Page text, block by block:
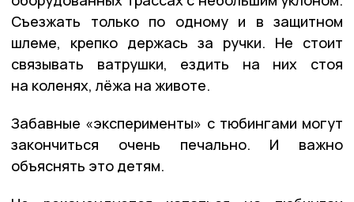
Съезжать только по одному и в защитном
шлеме, крепко держась за ручки. Не стоит
связывать ватрушки, ездить на них стоя
на коленях, лёжа на животе.
Забавные «эксперименты» с тюбингами могут
закончиться очень печально. И важно
объяснять это детям.